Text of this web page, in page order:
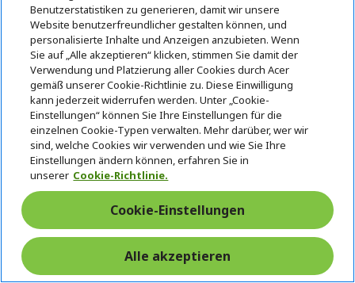
Acer Beamer | Vero PL3510ATV | Weiß
Referenz MR.JWT11.002
Beeilen Sie sich! Der Code MYSTERY läuft ab in:
02
Tage
23
Stunden
48
Min.
07
Standardauflösung: Full HD (1920 x 1080)
Kontrastverhältnis: 50,000:1
Benutzerstatistiken zu generieren, damit wir unsere
Website benutzerfreundlicher gestalten können, und
personalisierte Inhalte und Anzeigen anzubieten. Wenn
Sie auf „Alle akzeptieren“ klicken, stimmen Sie damit der
Verwendung und Platzierung aller Cookies durch Acer
gemäß unserer Cookie-Richtlinie zu. Diese Einwilligung
kann jederzeit widerrufen werden. Unter „Cookie-
Einstellungen“ können Sie Ihre Einstellungen für die
einzelnen Cookie-Typen verwalten. Mehr darüber, wer wir
sind, welche Cookies wir verwenden und wie Sie Ihre
Einstellungen ändern können, erfahren Sie in
unserer Cookie-Richtlinie.
Cookie-Einstellungen
Alle akzeptieren